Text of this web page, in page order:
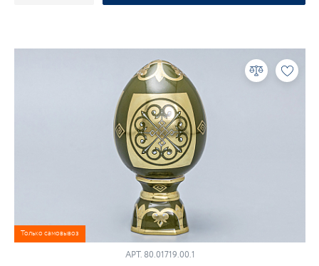
Только самовывоз
АРТ.80.01719.00.1